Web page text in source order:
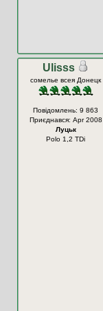
Ulisss
сомелье всея Донецк
Повідомлень: 9 863
Приєднався: Apr 2008
Луцьк
Polo 1,2 TDi